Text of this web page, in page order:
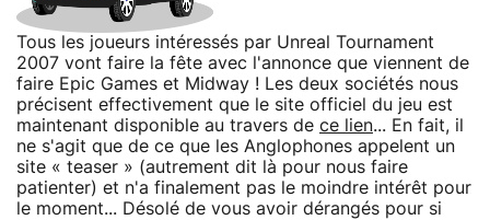
Tous les joueurs intéressés par Unreal Tournament
2007 vont faire la fête avec l'annonce que viennent de
faire Epic Games et Midway ! Les deux sociétés nous
précisent effectivement que le site officiel du jeu est
maintenant disponible au travers de ce lien... En fait, il
ne s'agit que de ce que les Anglophones appelent un
site « teaser » (autrement dit là pour nous faire
patienter) et n'a finalement pas le moindre intérêt pour
le moment... Désolé de vous avoir dérangés pour si